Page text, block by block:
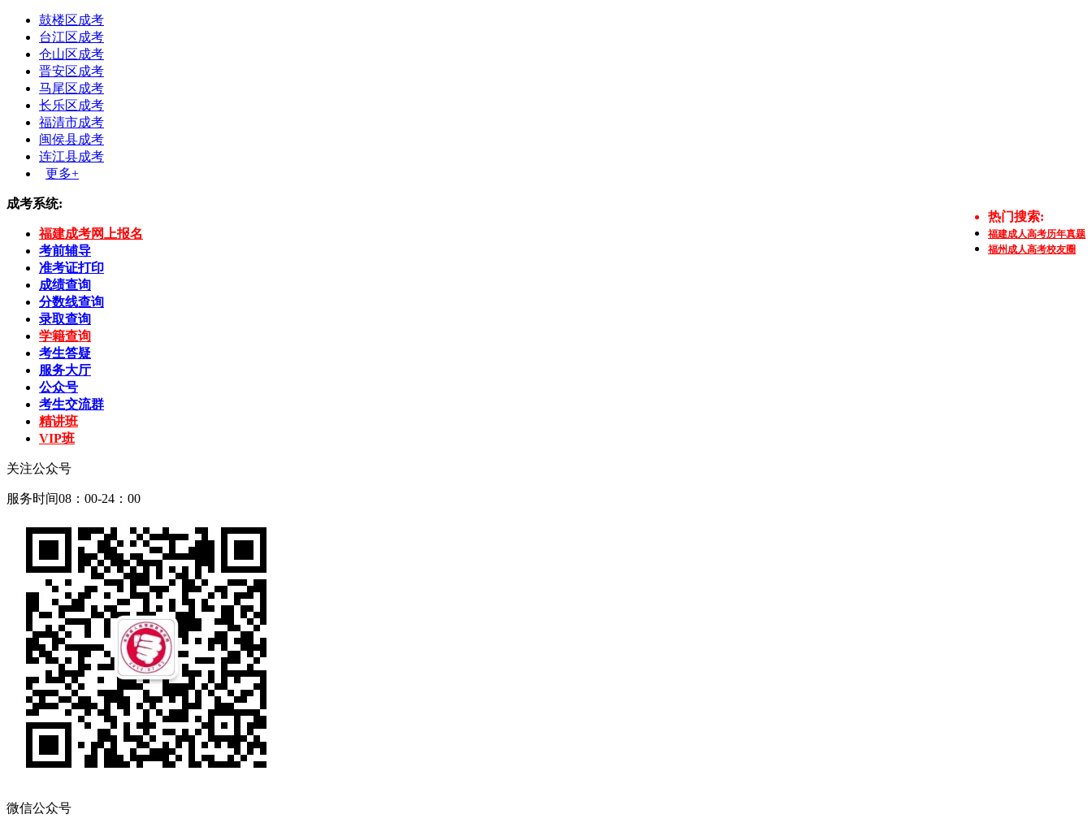
鼓楼区成考
台江区成考
仓山区成考
晋安区成考
马尾区成考
长乐区成考
福清市成考
闽侯县成考
连江县成考
更多+
热门搜索:
福建成人高考历年真题
福州成人高考校友圈
成考系统:
福建成考网上报名
考前辅导
准考证打印
成绩查询
分数线查询
录取查询
学籍查询
考生答疑
服务大厅
公众号
考生交流群
精讲班
VIP班
关注公众号
服务时间08：00-24：00
微信公众号